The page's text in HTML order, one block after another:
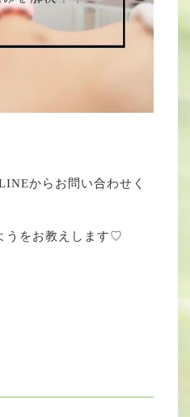
からお問い合わせく
うをお教えします♡